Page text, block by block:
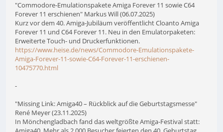
"Commodore-Emulationspakete Amiga Forever 11 sowie C64
Forever 11 erschienen" Markus Will (06.07.2025)
Kurz vor dem 40. Amiga-Jubiläum veröffentlicht Cloanto Amiga
Forever 11 und C64 Forever 11. Neu in den Emulatorpaketen:
Erweiterte Touch- und Druckerfunktionen.
https://www.heise.de/news/Commodore-Emulationspakete-
Amiga-Forever-11-sowie-C64-Forever-11-erschienen-
10475770.html
-
"Missing Link: Amiga40 – Rückblick auf die Geburtstagsmesse"
René Meyer (23.11.2025)
In Mönchengladbach fand das weltgrößte Amiga-Festival statt: